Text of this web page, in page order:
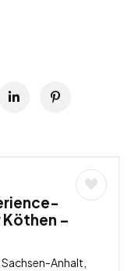
–
Anhalt,